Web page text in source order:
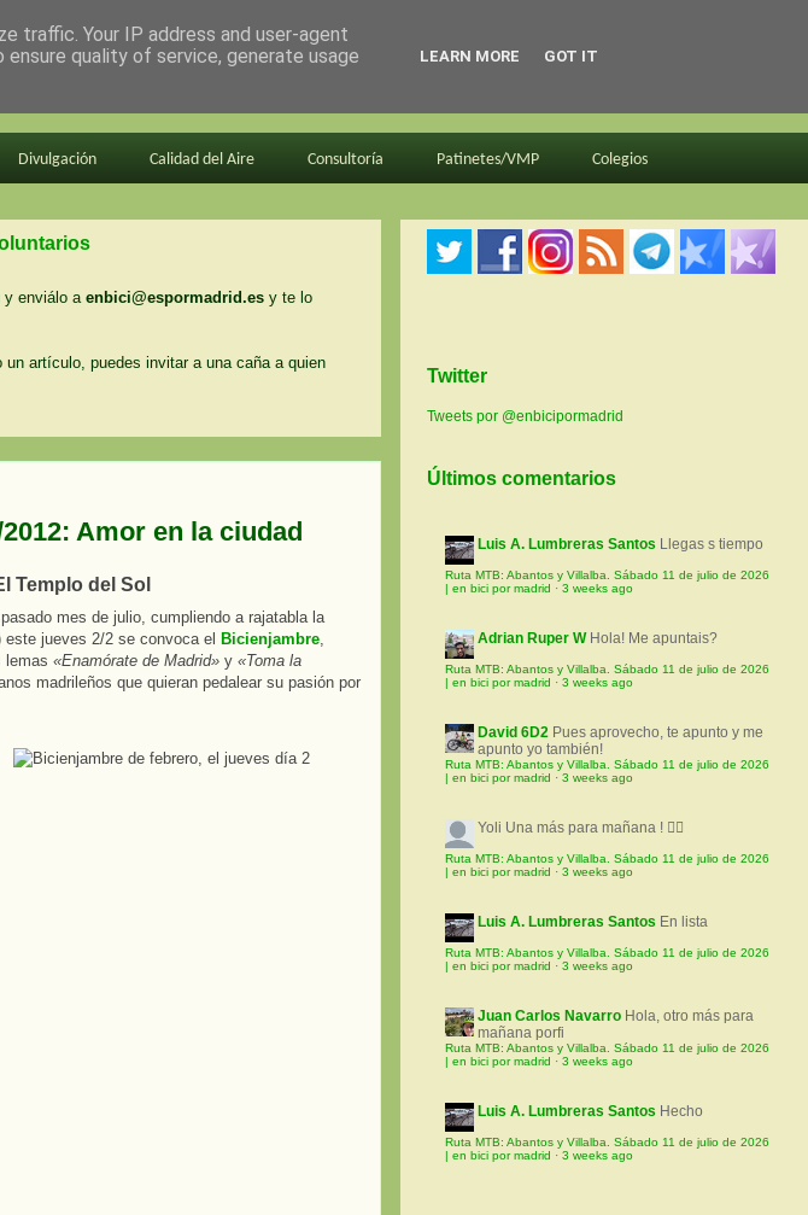
Divulgación Calidad del Aire Consultoría Patinetes/VMP Colegios
y enviálo a enbici@espormadrid.es y te lo
artículo, puedes invitar a una caña a quien
Amor en la ciudad
Templo del Sol
mes de julio, cumpliendo a rajatabla la
jueves 2/2 se convoca el Bicienjambre,
lemas «Enamórate de Madrid» y «Toma la
madrileños que quieran pedalear su pasión por
Twitter
Tweets por @enbicipormadrid
Últimos comentarios
Luis A. Lumbreras Santos Llegas s tiempo
Ruta MTB: Abantos y Villalba. Sábado 11 de julio de 2026
| en bici por madrid · 3 weeks ago
Adrian Ruper W Hola! Me apuntais?
Ruta MTB: Abantos y Villalba. Sábado 11 de julio de 2026
| en bici por madrid · 3 weeks ago
David 6D2 Pues aprovecho, te apunto y me
apunto yo también!
Ruta MTB: Abantos y Villalba. Sábado 11 de julio de 2026
| en bici por madrid · 3 weeks ago
Yoli Una más para mañana ! 🚵‍♀️
Ruta MTB: Abantos y Villalba. Sábado 11 de julio de 2026
| en bici por madrid · 3 weeks ago
Luis A. Lumbreras Santos En lista
Ruta MTB: Abantos y Villalba. Sábado 11 de julio de 2026
| en bici por madrid · 3 weeks ago
Juan Carlos Navarro Hola, otro más para
mañana porfi
Ruta MTB: Abantos y Villalba. Sábado 11 de julio de 2026
| en bici por madrid · 3 weeks ago
Luis A. Lumbreras Santos Hecho
Ruta MTB: Abantos y Villalba. Sábado 11 de julio de 2026
| en bici por madrid · 3 weeks ago
traffic. Your IP address and user-agent
quality of service, generate usage
LEARN MORE GOT IT